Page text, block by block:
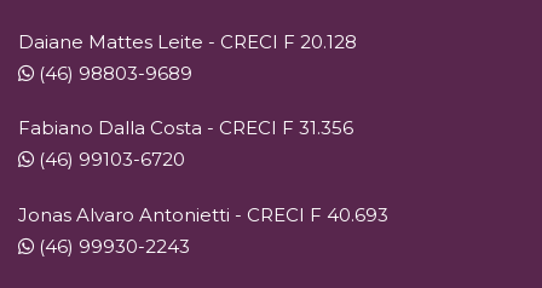
Daiane Mattes Leite - CRECI F 20.128
(46) 98803-9689
Fabiano Dalla Costa - CRECI F 31.356
(46) 99103-6720
Jonas Alvaro Antonietti - CRECI F 40.693
(46) 99930-2243